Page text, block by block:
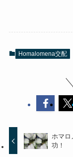
Homalomena交配
ホマロ
功！